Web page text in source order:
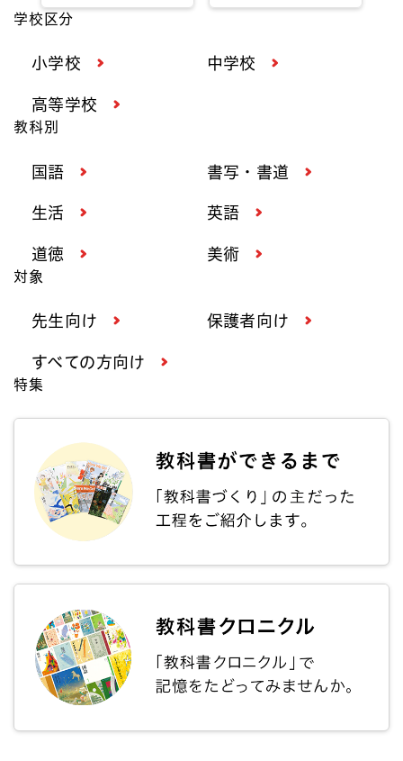
学校区分
小学校 中学校
高等学校
教科別
国語 書写・書道
生活 英語
道徳 美術
対象
先生向け 保護者向け
すべての方向け
特集